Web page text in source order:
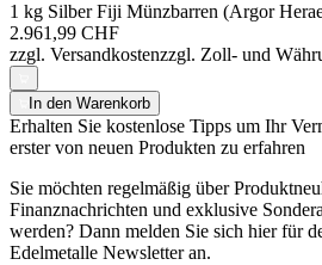
1 kg Silber Fiji Münzbarren (Argor
2.961,99 CHF
zzgl. Versandkostenzzgl. Zoll- und
In den Warenkorb
Erhalten Sie kostenlose Tipps um Ihr
erster von neuen Produkten zu erfahren
Sie möchten regelmäßig über
Finanznachrichten und exklusive
werden? Dann melden Sie sich hier für
Edelmetalle Newsletter an.